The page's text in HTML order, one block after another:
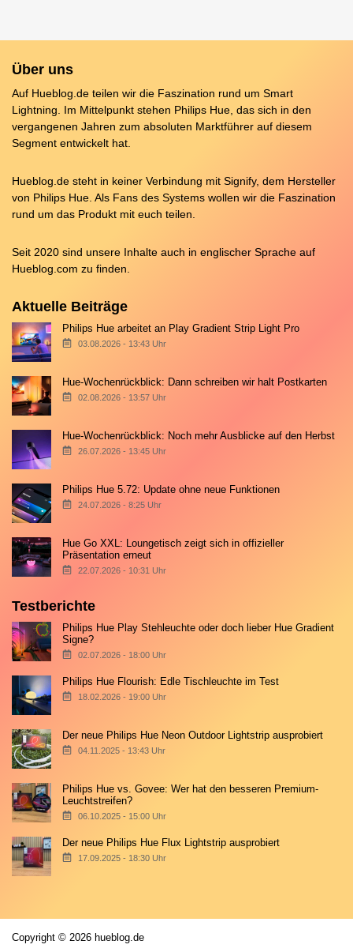
Über uns
Auf Hueblog.de teilen wir die Faszination rund um Smart
Lightning. Im Mittelpunkt stehen Philips Hue, das sich in den
vergangenen Jahren zum absoluten Marktführer auf diesem
Segment entwickelt hat.
Hueblog.de steht in keiner Verbindung mit Signify, dem Hersteller
von Philips Hue. Als Fans des Systems wollen wir die Faszination
rund um das Produkt mit euch teilen.
Seit 2020 sind unsere Inhalte auch in englischer Sprache auf
Hueblog.com zu finden.
Aktuelle Beiträge
Philips Hue arbeitet an Play Gradient Strip Light Pro
03.08.2026 - 13:43 Uhr
Hue-Wochenrückblick: Dann schreiben wir halt Postkarten
02.08.2026 - 13:57 Uhr
Hue-Wochenrückblick: Noch mehr Ausblicke auf den Herbst
26.07.2026 - 13:45 Uhr
Philips Hue 5.72: Update ohne neue Funktionen
24.07.2026 - 8:25 Uhr
Hue Go XXL: Loungetisch zeigt sich in offizieller
Präsentation erneut
22.07.2026 - 10:31 Uhr
Testberichte
Philips Hue Play Stehleuchte oder doch lieber Hue Gradient
Signe?
02.07.2026 - 18:00 Uhr
Philips Hue Flourish: Edle Tischleuchte im Test
18.02.2026 - 19:00 Uhr
Der neue Philips Hue Neon Outdoor Lightstrip ausprobiert
04.11.2025 - 13:43 Uhr
Philips Hue vs. Govee: Wer hat den besseren Premium-
Leuchtstreifen?
06.10.2025 - 15:00 Uhr
Der neue Philips Hue Flux Lightstrip ausprobiert
17.09.2025 - 18:30 Uhr
Copyright © 2026 hueblog.de